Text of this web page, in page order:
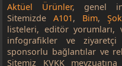
Aktüel Ürünler, genel
SitemizdeA101, Bim, Şok
listeleri, editör yorumları,
infografikler ve ziyaretçi
sponsorlu bağlantılar ve
Sitemiz KVKK